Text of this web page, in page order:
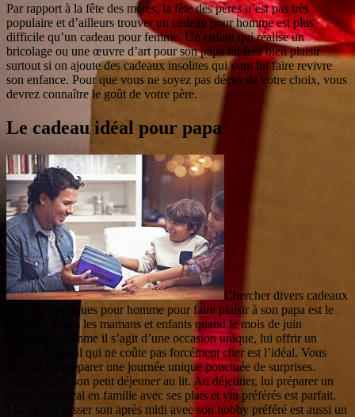
Par rapport à la fête des mères, la fête des pères n’est pas très
populaire et d’ailleurs trouver un cadeau pour homme est plus
difficile qu’un cadeau pour femme. Un enfant qui réalise un
bricolage ou une œuvre d’art pour son papa lui fera bien plaisir
surtout si on ajoute des cadeaux insolites qui vont lui faire revivre
son enfance. Pour que vous ne soyez pas déçus de votre choix, vous
devrez connaître le goût de votre père.
Le cadeau idéal pour papa
Chercher divers cadeaux
dans les boutiques pour homme pour faire plaisir à son papa est le
souci de toutes les mamans et enfants quand le mois de juin
approche. Comme il s’agit d’une occasion unique, lui offrir un
cadeau original qui ne coûte pas forcément cher est l’idéal. Vous
pouvez lui préparer une journée unique ponctuée de surprises.
Apportez lui son petit déjeuner au lit. Au déjeuner, lui préparer un
repas dominical en famille avec ses plats et vin préférés est parfait.
Lui laisser passer son après midi avec son hobby préféré est aussi un